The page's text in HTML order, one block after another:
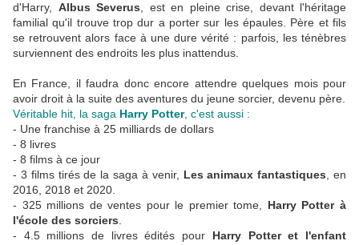
d'Harry, Albus Severus , est en pleine crise, devant l'héritage
familial qu'il trouve trop dur a porter sur les épaules. Père et fils
se retrouvent alors face à une dure vérité : parfois, les ténèbres
surviennent des endroits les plus inattendus.
En France, il faudra donc encore attendre quelques mois pour
avoir droit à la suite des aventures du jeune sorcier, devenu père.
Véritable hit, la saga Harry Potter, c'est aussi :
- Une franchise à 25 milliards de dollars
- 8 livres
- 8 films à ce jour
- 3 films tirés de la saga à venir, Les animaux fantastiques , en
2016, 2018 et 2020.
- 325 millions de ventes pour le premier tome, Harry Potter à
l'école des sorciers
- 4.5 millions de livres édités pour Harry Potter et l'enfant